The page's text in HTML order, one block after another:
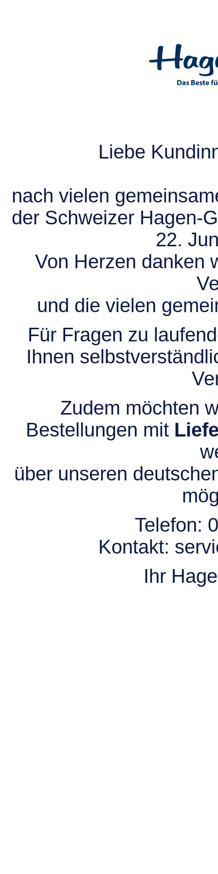
Liebe
nach vielen
der Schweizer Hagen-
22.
Von Herzen danken
und die vielen
Für Fragen zu
Ihnen
Zudem möchten
Bestellungen mit
über unseren
Telefon:
Kontakt:
Ihr